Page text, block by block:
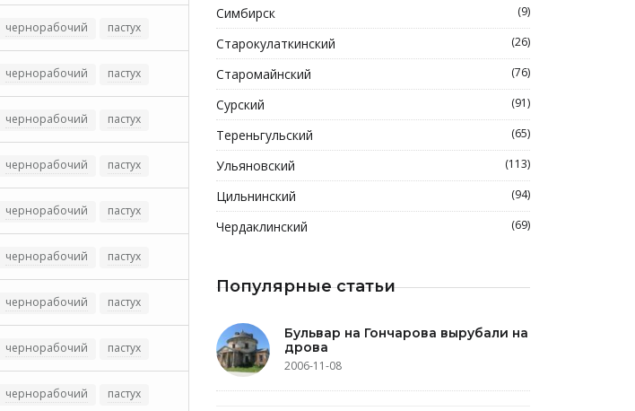
чернорабочий пастух
чернорабочий пастух
чернорабочий пастух
чернорабочий пастух
чернорабочий пастух
чернорабочий пастух
чернорабочий пастух
чернорабочий пастух
чернорабочий пастух
Симбирск (9)
Старокулаткинский (26)
Старомайнский (76)
Сурский (91)
Тереньгульский (65)
Ульяновский (113)
Цильнинский (94)
Чердаклинский (69)
Популярные статьи
Бульвар на Гончарова вырубали на
дрова
2006-11-08